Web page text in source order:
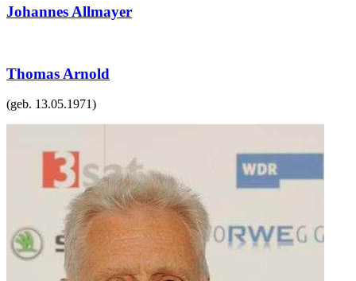
Johannes Allmayer
Thomas Arnold
(geb. 13.05.1971)